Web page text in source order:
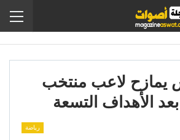
يمازح لاعب منتخب
الأهداف التسعة
رياضة